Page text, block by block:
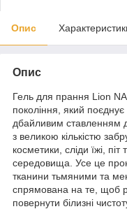
Опис
Опис
Гель для прання Lion
покоління, який поєднує
дбайливим ставленням
з великою кількістю
косметики, сліди їжі,
середовища. Усе це
тканини тьмяними та
спрямована на те, щоб
повернути білизні